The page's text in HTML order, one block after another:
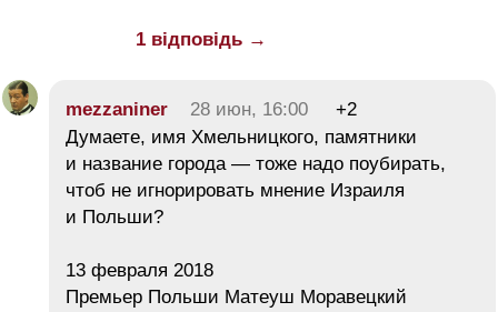
1 відповідь →
mezzaniner 28 июн, 16:00
+2
Думаете, имя Хмельницкого, памятники
и название города — тоже надо поубирать,
чтоб не игнорировать мнение Израиля
и Польши?
13 февраля 2018
Премьер Польши Матеуш Моравецкий